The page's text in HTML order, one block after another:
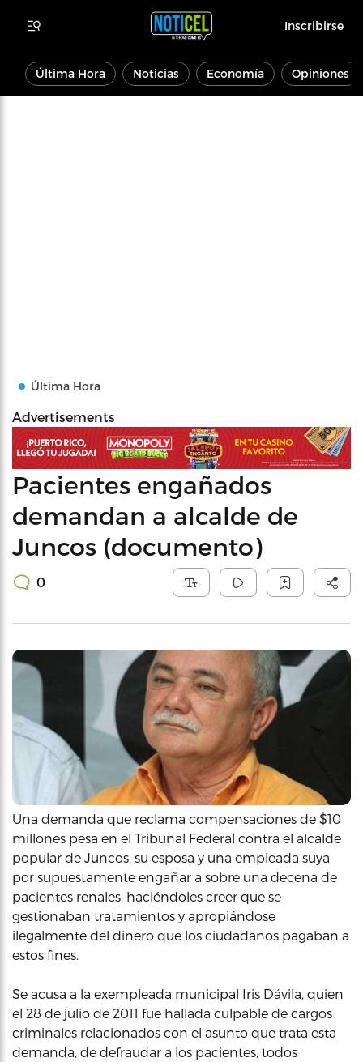
Inscribirse
Última Hora Noticias Economía Opiniones
Última Hora
Advertisements
Pacientes engañados
demandan a alcalde de
Juncos (documento)
0
Una demanda que reclama compensaciones de $10
millones pesa en el Tribunal Federal contra el alcalde
popular de Juncos, su esposa y una empleada suya
por supuestamente engañar a sobre una decena de
pacientes renales, haciéndoles creer que se
gestionaban tratamientos y apropiándose
ilegalmente del dinero que los ciudadanos pagaban a
estos fines.
Se acusa a la exempleada municipal Iris Dávila, quien
el 28 de julio de 2011 fue hallada culpable de cargos
criminales relacionados con el asunto que trata esta
demanda, de defraudar a los pacientes, todos